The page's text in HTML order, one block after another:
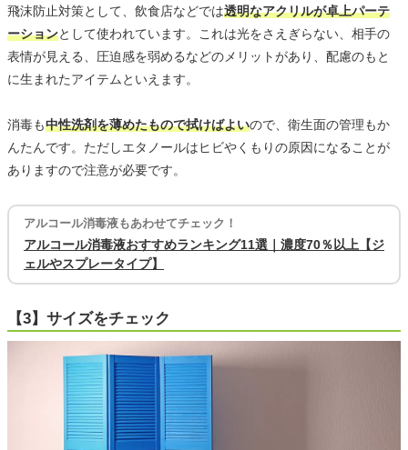
飛沫防止対策として、飲食店などでは透明なアクリルが卓上パーテ
ーションとして使われています。これは光をさえぎらない、相手の
表情が見える、圧迫感を弱めるなどのメリットがあり、配慮のもと
に生まれたアイテムといえます。
消毒も中性洗剤を薄めたもので拭けばよいので、衛生面の管理もか
んたんです。ただしエタノールはヒビやくもりの原因になることが
ありますので注意が必要です。
アルコール消毒液もあわせてチェック！
アルコール消毒液おすすめランキング11選｜濃度70％以上【ジ
ェルやスプレータイプ】
【3】サイズをチェック